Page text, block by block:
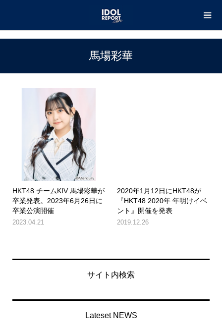
馬場彩華
HKT48 チームKIV 馬場彩華が
卒業発表。2023年6月26日に
卒業公演開催
2023.04.21
2020年1月12日にHKT48が
『HKT48 2020年 年明けイベ
ント』開催を発表
2019.12.26
サイト内検索
Lateset NEWS